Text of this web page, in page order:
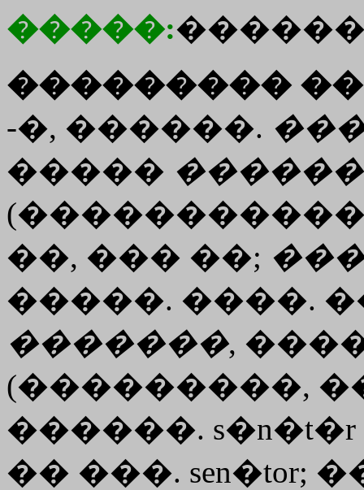
�����:
���������
-�, ������.
�����
��, ��� ��;
�����. ����.
�������,
(���������,
������.
�� ���. sen�tor;